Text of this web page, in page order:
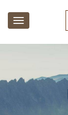
Toggle
navigation